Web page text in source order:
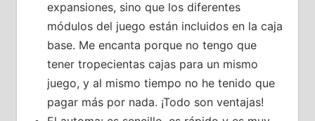
expansiones, sino que los diferentes
módulos del juego están incluidos en la caja
base. Me encanta porque no tengo que
tener tropecientas cajas para un mismo
juego, y al mismo tiempo no he tenido que
pagar más por nada. ¡Todo son ventajas!